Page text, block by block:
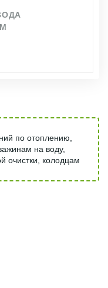
по отоплению,
на воду,
очистки, колодцам